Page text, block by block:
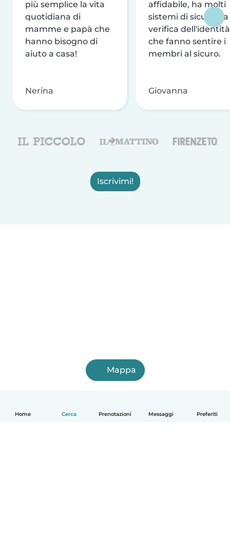
Home Cerca Prenotazioni Messaggi Preferiti
più semplice la vita
quotidiana di
mamme e papà che
hanno bisogno di
aiuto a casa!
Nerina
affidabile, ha molti
sistemi di sicurezza
verifica dell'identità
che fanno sentire i
membri al sicuro.
Giovanna
Iscrivimi!
Mappa